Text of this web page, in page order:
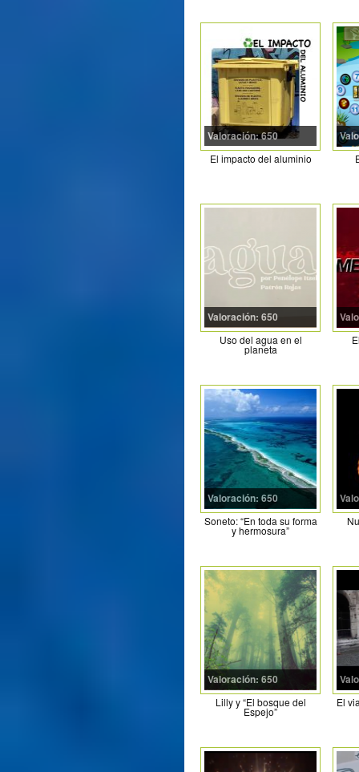
Valoración: 650
El impacto del aluminio
Valoración: 650
Uso del agua en el
planeta
Valoración: 650
Soneto: “En toda su forma
y hermosura”
Valoración: 650
Lilly y “El bosque del
Espejo”
El